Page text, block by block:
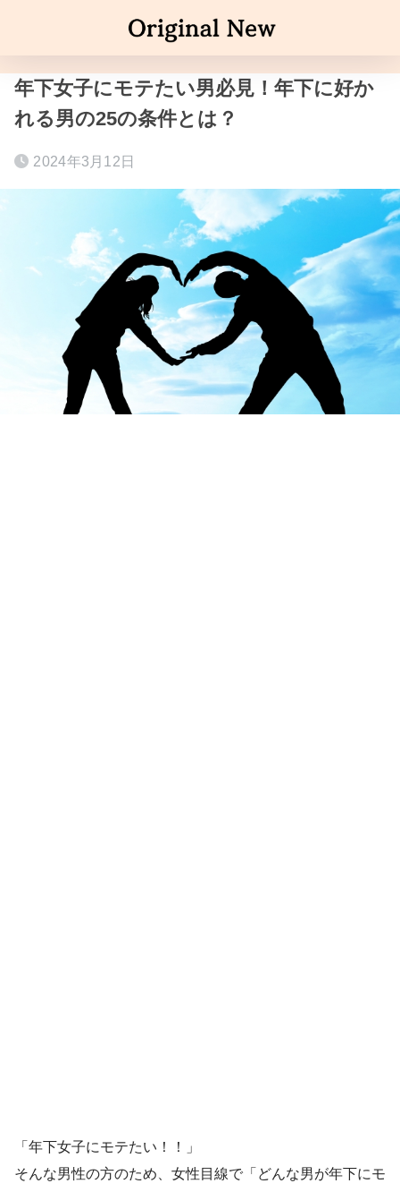
年下女子にモテたい男必見！年下に好か
れる男の25の条件とは？
2024年3月12日
「年下女子にモテたい！！」
そんな男性の方のため、女性目線で「どんな男が年下にモ